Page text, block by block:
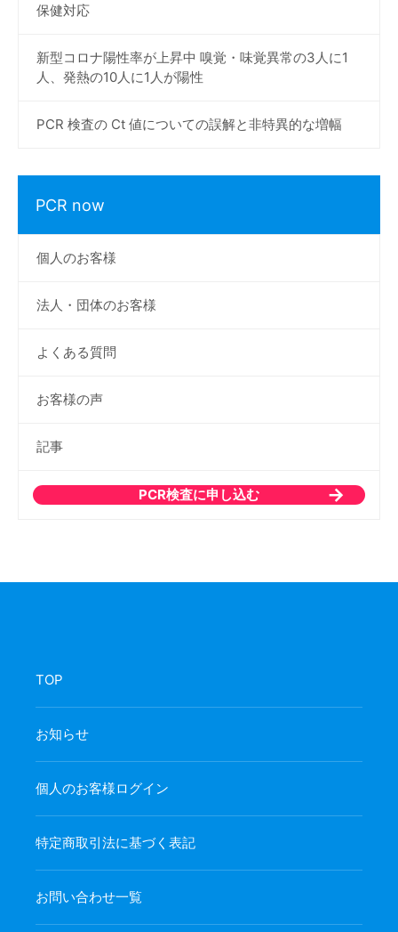
保健対応
新型コロナ陽性率が上昇中 嗅覚・味覚異常の3人に1
人、発熱の10人に1人が陽性
PCR 検査の Ct 値についての誤解と非特異的な増幅
PCR now
個人のお客様
法人・団体のお客様
よくある質問
お客様の声
記事
PCR検査に申し込む
TOP
お知らせ
個人のお客様ログイン
特定商取引法に基づく表記
お問い合わせ一覧